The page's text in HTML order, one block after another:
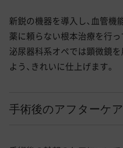
新鋭の機器を導入し、血管機
薬に頼らない根本治療を行っ
泌尿器科系オペでは顕微鏡を
よう、きれいに仕上げます。
手術後のアフターケア